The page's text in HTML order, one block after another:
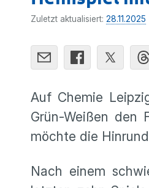
Zuletzt aktualisiert: 28.11.2025
Auf Chemie
Grün-Weißen den
möchte die
Nach einem